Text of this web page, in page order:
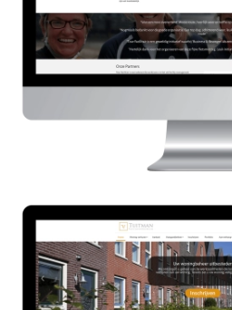
Tuitman Vastgoedbeheer
HIER